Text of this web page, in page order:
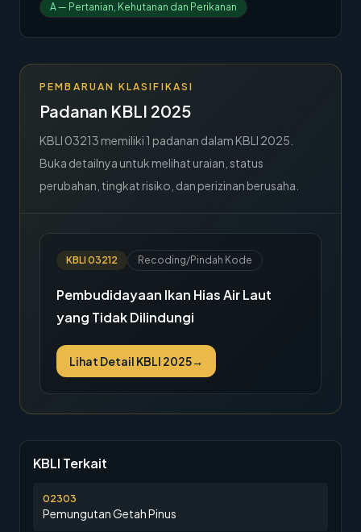
Member Area
A — Pertanian, Kehutanan dan Perikanan
PEMBARUAN KLASIFIKASI
Padanan KBLI 2025
KBLI 03213 memiliki 1 padanan dalam KBLI 2025.
Buka detailnya untuk melihat uraian, status
perubahan, tingkat risiko, dan perizinan berusaha.
KBLI 03212 Recoding/Pindah Kode
Pembudidayaan Ikan Hias Air Laut
yang Tidak Dilindungi
Lihat Detail KBLI 2025→
KBLI Terkait
02303
Pemungutan Getah Pinus